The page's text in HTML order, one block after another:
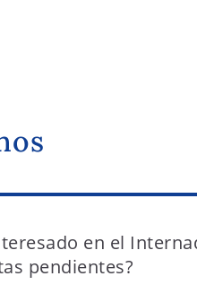
en el
pendientes?